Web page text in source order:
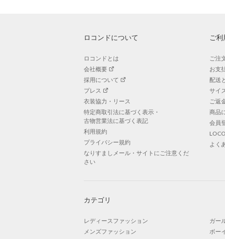
ロコンドについて
ロコンドとは
会社概要
採用について
プレス
衣装協力・リース
特定商取引法に基づく表示・
古物営業法に基づく表記
利用規約
プライバシー規約
なりすましメール・サイトにご注意くだ
さい
ご利
ご注
お支
配送
サイ
ご返
商品
会員
よく
カテゴリ
レディースファッション
メンズファッション
ガー
ボー